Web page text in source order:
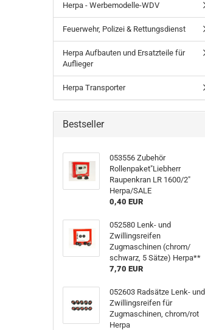
Herpa - Werbemodelle-WDV
Feuerwehr, Polizei & Rettungsdienst
Herpa Aufbauten und Ersatzteile für
Auflieger
Herpa Transporter
Bestseller
053556 Zubehör
Rollenpaket"Liebherr
Raupenkran LR 1600/2"
Herpa/SALE
0,40 EUR
052580 Lenk- und
Zwillingsreifen
Zugmaschinen (chrom/
schwarz, 5 Sätze) Herpa**
7,70 EUR
052603 Radsätze Lenk- und
Zwillingsreifen für
Zugmaschinen, chrom/rot
Herpa